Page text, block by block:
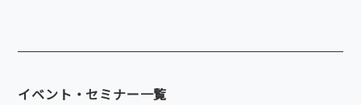
イベント・セミナー一覧